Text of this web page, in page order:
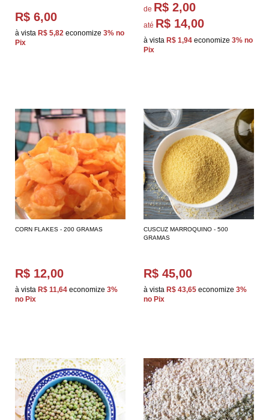
R$ 6,00
à vista R$ 5,82 economize 3% no
Pix
de R$ 2,00
até R$ 14,00
à vista R$ 1,94 economize 3% no
Pix
CORN FLAKES - 200 GRAMAS
R$ 12,00
à vista R$ 11,64 economize 3%
no Pix
CUSCUZ MARROQUINO - 500
GRAMAS
R$ 45,00
à vista R$ 43,65 economize 3%
no Pix